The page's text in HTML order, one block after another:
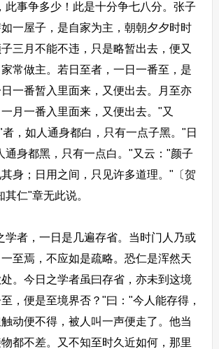
此事争多少！此是十分争七八分。张子
一屋子，是自家为主，朝朝夕夕时时
三月不能不违，只是略暂出去，便又
常做主。若日至者，一日一番至，是
一番暂入里面来，又便出去。月至亦
月一番入里面来，又便出去。"又
，如人通身都白，只有一点子黑。"日
通身都黑，只有一点白。"又云："颜子
身；日用之间，只见许多道理。"〔贺
仁"章无此说。
者，一日是几遍存省。当时门人乃或
至焉，不应如是疏略。恐仁是浑然天
。今日之学者虽曰存省，亦未到这境
，便是至境界否？"曰："今人能存得，
动便不得，被人叫一声便走了。他当
都不差。又不知至时久近如何，那里